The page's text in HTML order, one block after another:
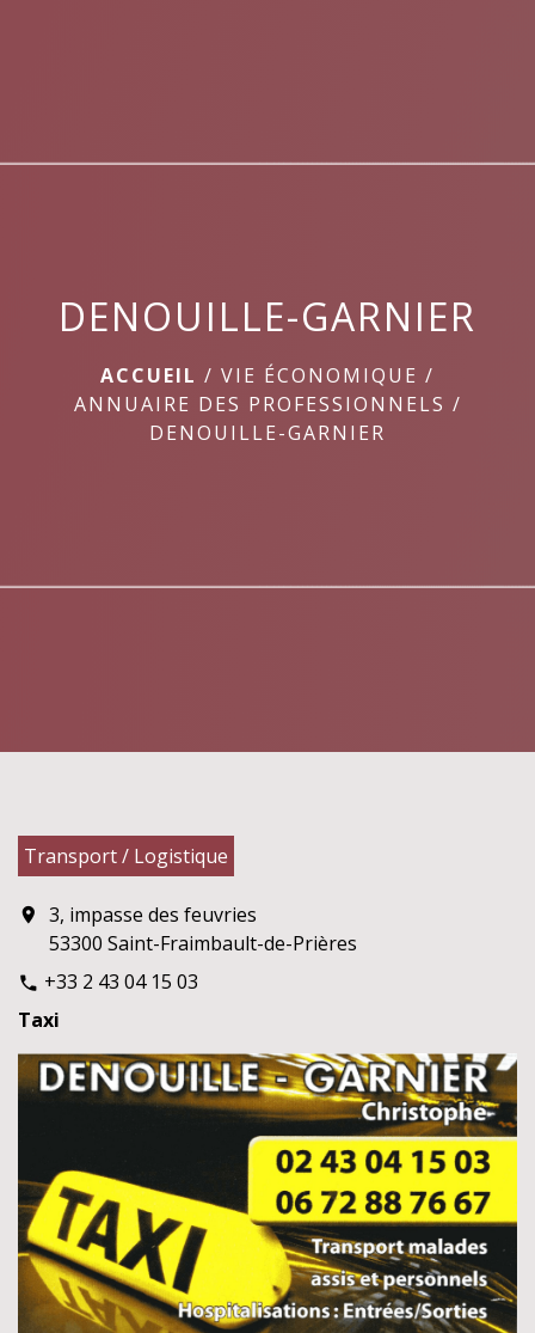
DENOUILLE-GARNIER
ACCUEIL / VIE ÉCONOMIQUE /
ANNUAIRE DES PROFESSIONNELS /
DENOUILLE-GARNIER
Transport / Logistique
location_on
3, impasse des feuvries
53300 Saint-Fraimbault-de-Prières
phone +33 2 43 04 15 03
Taxi